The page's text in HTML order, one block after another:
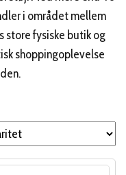
i området mellem
store fysiske butik og
shoppingoplevelse